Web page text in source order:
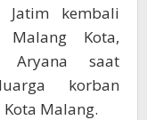
Jatim kembali
Malang Kota,
Aryana saat
korban
Malang.